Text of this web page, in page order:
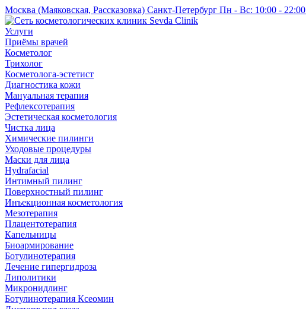
Москва (Маяковская, Рассказовка) Санкт-Петербург Пн - Вс: 10:00 - 22:00
Услуги
Приёмы врачей
Косметолог
Трихолог
Косметолога-эстетист
Диагностика кожи
Мануальная терапия
Рефлексотерапия
Эстетическая косметология
Чистка лица
Химические пилинги
Уходовые процедуры
Маски для лица
Hydrafacial
Интимный пилинг
Поверхностный пилинг
Инъекционная косметология
Мезотерапия
Плацентотерапия
Капельницы
Биоармирование
Ботулинотерапия
Лечение гипергидроза
Липолитики
Микронидлинг
Ботулинотерапия Ксеомин